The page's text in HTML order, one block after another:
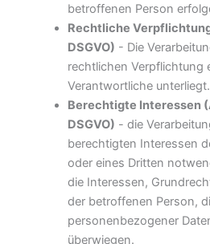
betroffenen Person
Rechtliche
DSGVO) - Die
rechtlichen Verpflichtung
Verantwortliche unterliegt.
Berechtigte Interessen
DSGVO) - die
berechtigten Interessen
oder eines Dritten
die Interessen,
der betroffenen Person,
personenbezogener
überwiegen.